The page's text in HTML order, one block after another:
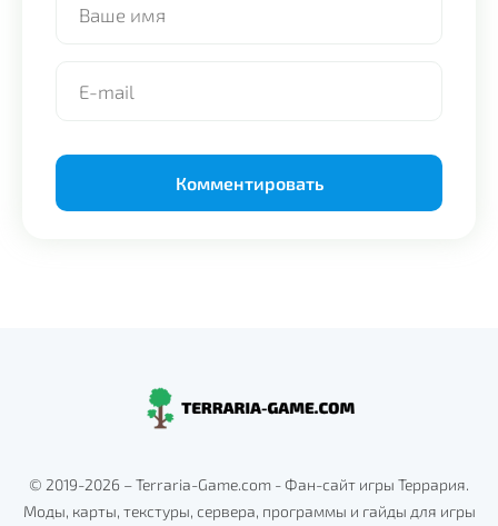
© 2019-2026 – Terraria-Game.com - Фан-сайт игры Террария.
Моды, карты, текстуры, сервера, программы и гайды для игры